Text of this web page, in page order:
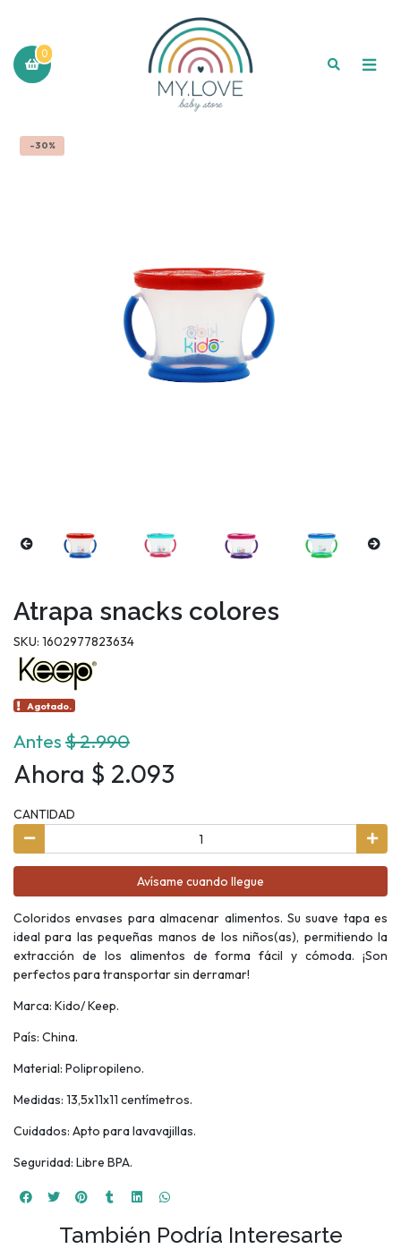
0
-30%
Atrapa snacks colores
SKU: 1602977823634
Agotado.
Antes$ 2.990
Ahora $ 2.093
CANTIDAD
Avísame cuando llegue
Coloridos envases para almacenar alimentos. Su suave tapa es
ideal para las pequeñas manos de los niños(as), permitiendo la
extracción de los alimentos de forma fácil y cómoda. ¡Son
perfectos para transportar sin derramar!
Marca: Kido/ Keep.
País: China.
Material: Polipropileno.
Medidas: 13,5x11x11 centímetros.
Cuidados: Apto para lavavajillas.
Seguridad: Libre BPA.
También Podría Interesarte